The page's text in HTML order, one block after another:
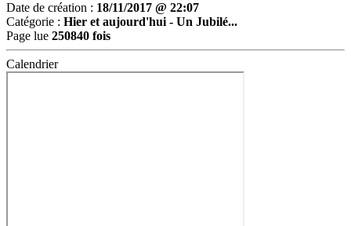
Date de création : 18/11/2017 @ 22:07
Catégorie : Hier et aujourd'hui - Un Jubilé...
Page lue 250840 fois
Calendrier